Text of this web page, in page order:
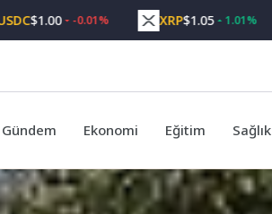
-0.01% $1.05 1.01%
Gündem Ekonomi Eğitim Sağlık